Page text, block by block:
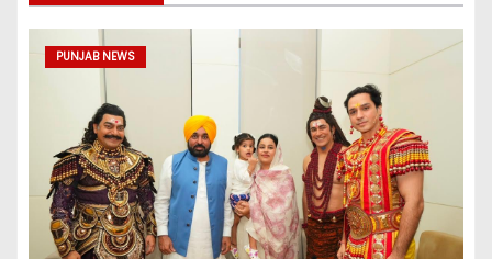
PUNJAB NEWS